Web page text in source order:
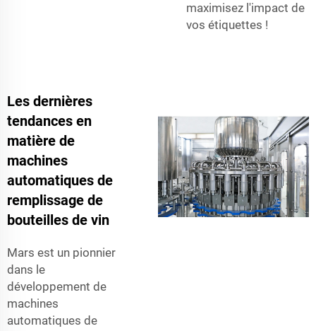
maximisez l'impact de
vos étiquettes !
Les dernières
tendances en
matière de
machines
automatiques de
remplissage de
bouteilles de vin
Mars est un pionnier
dans le
développement de
machines
automatiques de